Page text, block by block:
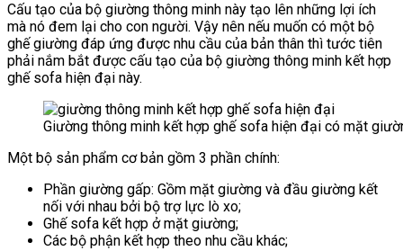
Cấu tạo của bộ giường thông minh này tạo lên những lợi ích
mà nó đem lại cho con người. Vậy nên nếu muốn có một bộ
ghế giường đáp ứng được nhu cầu của bản thân thì tước tiên
phải nắm bắt được cấu tạo của bộ giường thông minh kết hợp
ghế sofa hiện đại này.
Giường thông minh kết hợp ghế sofa hiện đại có mặt
Một bộ sản phẩm cơ bản gồm 3 phần chính:
Phần giường gấp: Gồm mặt giường và đầu giường kết
nối với nhau bởi bộ trợ lực lò xo;
Ghế sofa kết hợp ở mặt giường;
Các bộ phận kết hợp theo nhu cầu khác;